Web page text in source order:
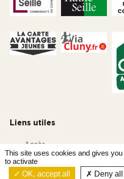
Liens utiles
Accès
Gestion des cookies- Plan du site -
This site uses cookies and gives
to activate
OK, accept all
Deny